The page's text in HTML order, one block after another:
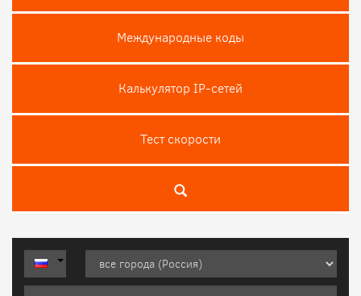
Международные коды
Калькулятор IP-сетей
Тест скороcти